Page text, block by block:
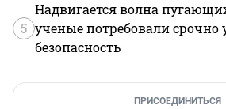
5
Надвигается волна
ученые потребовали срочно
безопасность
ПРИСОЕДИНИТЬСЯ